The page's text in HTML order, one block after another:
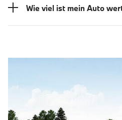
Wie viel ist mein Auto